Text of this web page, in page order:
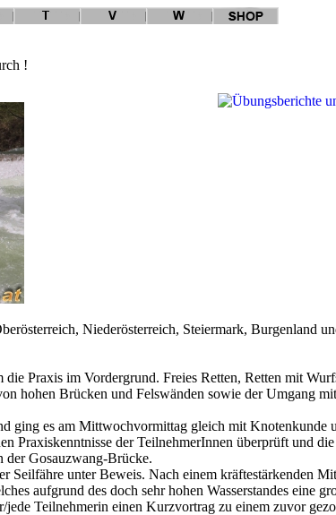
!
Niederösterreich, Steiermark, Burgenland
Praxis im Vordergrund. Freies Retten, Retten mit
hohen Brücken und Felswänden sowie der Umgang
ging es am Mittwochvormittag gleich mit Knotenkunde
Praxiskenntnisse der TeilnehmerInnen überprüft und die
der Gosauzwang-Brücke.
unter Beweis. Nach einem kräftestärkenden
aufgrund des doch sehr hohen Wasserstandes eine
Teilnehmerin einen Kurzvortrag zu einem zuvor